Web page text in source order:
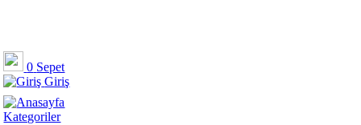
0 Sepet
Giriş
Kategoriler